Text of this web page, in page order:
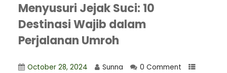
Menyusuri Jejak Suci: 10
Destinasi Wajib dalam
Perjalanan Umroh
October 28, 2024 Sunna
0 Comment